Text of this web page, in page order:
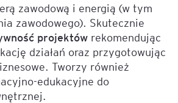
zawodową i energią (w tym
zawodowego). Skutecznie
projektów rekomendując
działań oraz przygotowując
Tworzy również
edukacyjne do